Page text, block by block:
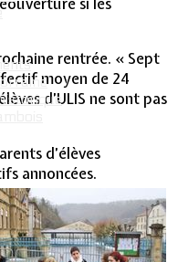
si les
rentrée. « Sept
moyen de 24
d’ULIS ne sont pas
d’élèves
annoncées.